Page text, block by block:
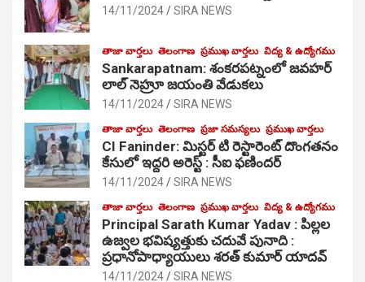
14/11/2024 SIRA NEWS
తాజా వార్తలు తెలంగాణ ప్రముఖ వార్తలు విద్య & ఉద్యోగము
Sankarapatnam: శంకరపట్నంలో జవహర్
లాల్ నెహ్రూ జయంతి వేడుకలు
14/11/2024 SIRA NEWS
తాజా వార్తలు తెలంగాణ ప్రజా సమస్యలు ప్రముఖ వార్తలు
CI Faninder: మిస్టర్ టి రెస్టారెంట్ దొంగతనం
కేసులో ఇద్దరి అరెస్ట్ : సీఐ ఫణిందర్
14/11/2024 SIRA NEWS
తాజా వార్తలు తెలంగాణ ప్రముఖ వార్తలు విద్య & ఉద్యోగము
Principal Sarath Kumar Yadav : పిల్లల
ఉజ్వల భవిష్యత్తుకు చదువే పునాది :
ప్రధానోపాధ్యాయులు శరత్ కుమార్ యాదవ్
14/11/2024 SIRA NEWS